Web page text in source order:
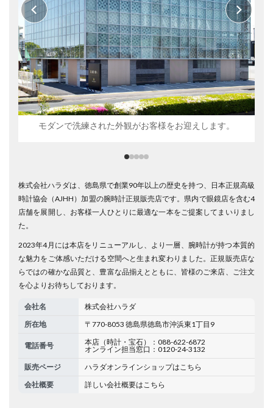
モダンで洗練された外観がお客様をお迎えします。
株式会社ハラダは、徳島県で創業90年以上の歴史を持つ、日本正規高級
時計協会（AJHH）加盟の腕時計正規販売店です。県内で眼鏡店を含む4
店舗を展開し、お客様一人ひとりに最適な一本をご提案してまいりまし
た。
2023年4月には本店をリニューアルし、より一層、腕時計が持つ本質的
な魅力をご体感いただける空間へと生まれ変わりました。正規販売店な
らではの確かな品質と、豊富な品揃えとともに、皆様のご来店、ご注文
を心よりお待ちしております。
会社名
株式会社ハラダ
所在地
〒770-8053 徳島県徳島市沖浜東1丁目9
電話番号
本店（時計・宝石）：088-622-6872
オンライン担当窓口：0120-24-3132
販売ページ
ハラダオンラインショップはこちら
会社概要
詳しい会社概要はこちら